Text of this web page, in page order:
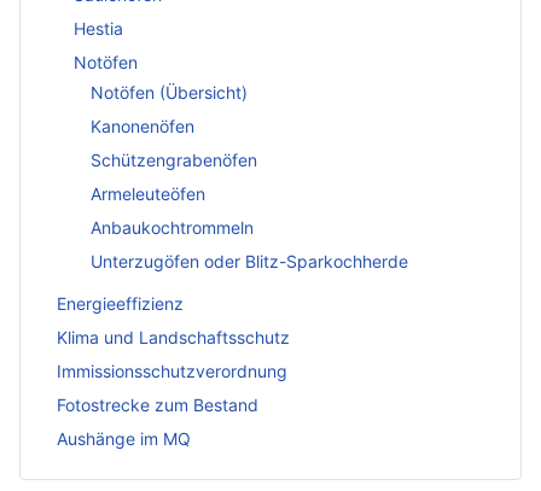
Hestia
Notöfen
Notöfen (Übersicht)
Kanonenöfen
Schützengrabenöfen
Armeleuteöfen
Anbaukochtrommeln
Unterzugöfen oder Blitz-Sparkochherde
Energieeffizienz
Klima und Landschaftsschutz
Immissionsschutzverordnung
Fotostrecke zum Bestand
Aushänge im MQ